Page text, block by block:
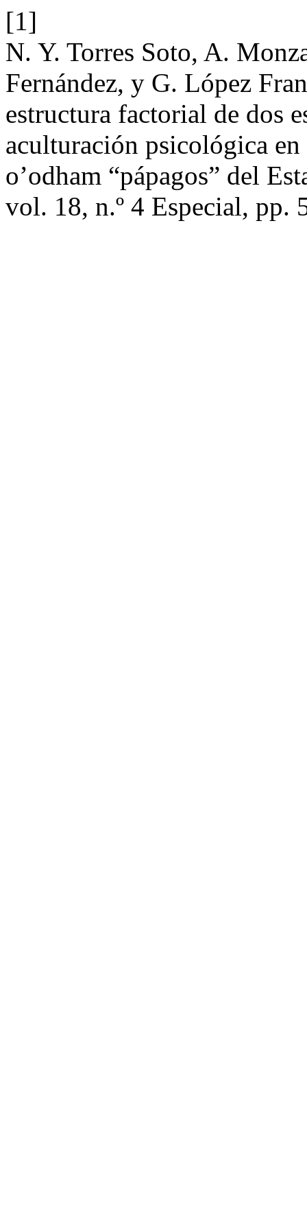
[1]
N. Y. Torres Soto, A.
Fernández, y G. López
estructura factorial de dos
aculturación psicológica
o’odham “pápagos” del
vol. 18, n.º 4 Especial, pp.